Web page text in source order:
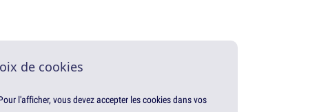
de cookies
l'afficher, vous devez accepter les cookies dans vos